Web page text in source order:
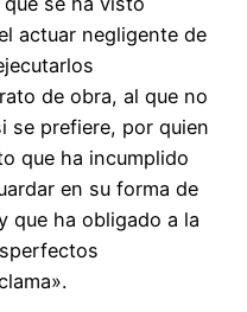
actuar negligente de
de obra, al que no
se prefiere, por quien
que ha incumplido
en su forma de
que ha obligado a la